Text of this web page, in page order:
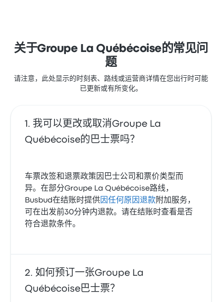
关于Groupe La Québécoise的常见问
题
请注意，此处显示的时刻表、路线或运营商详情在您出行时可能
已更新或有所变化。
我可以更改或取消Groupe La
Québécoise的巴士票吗？
车票改签和退票政策因巴士公司和票价类型而
异。在部分Groupe La Québécoise路线，
Busbud在结账时提供 因任何原因退款 附加服务，
可在出发前30分钟内退款。请在结账时查看是否
符合退款条件。
如何预订一张Groupe La
Québécoise巴士票？